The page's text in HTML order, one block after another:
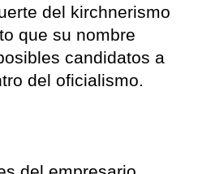
del kirchnerismo
que su nombre
candidatos a
del oficialismo.